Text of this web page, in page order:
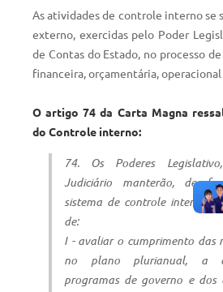
As atividades de controle interno se
externo, exercidas pelo Poder
de Contas do Estado, no processo
financeira, orçamentária,
O artigo 74 da Carta Magna
do Controle interno:
74. Os Poderes
Judiciário manterão, de
sistema de controle interno
de:
I - avaliar o cumprimento das
no plano plurianual, a
programas de governo e dos